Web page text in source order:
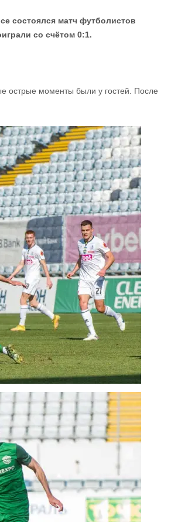
состоялся матч футболистов
со счётом 0:1.
острые моменты были у гостей. После